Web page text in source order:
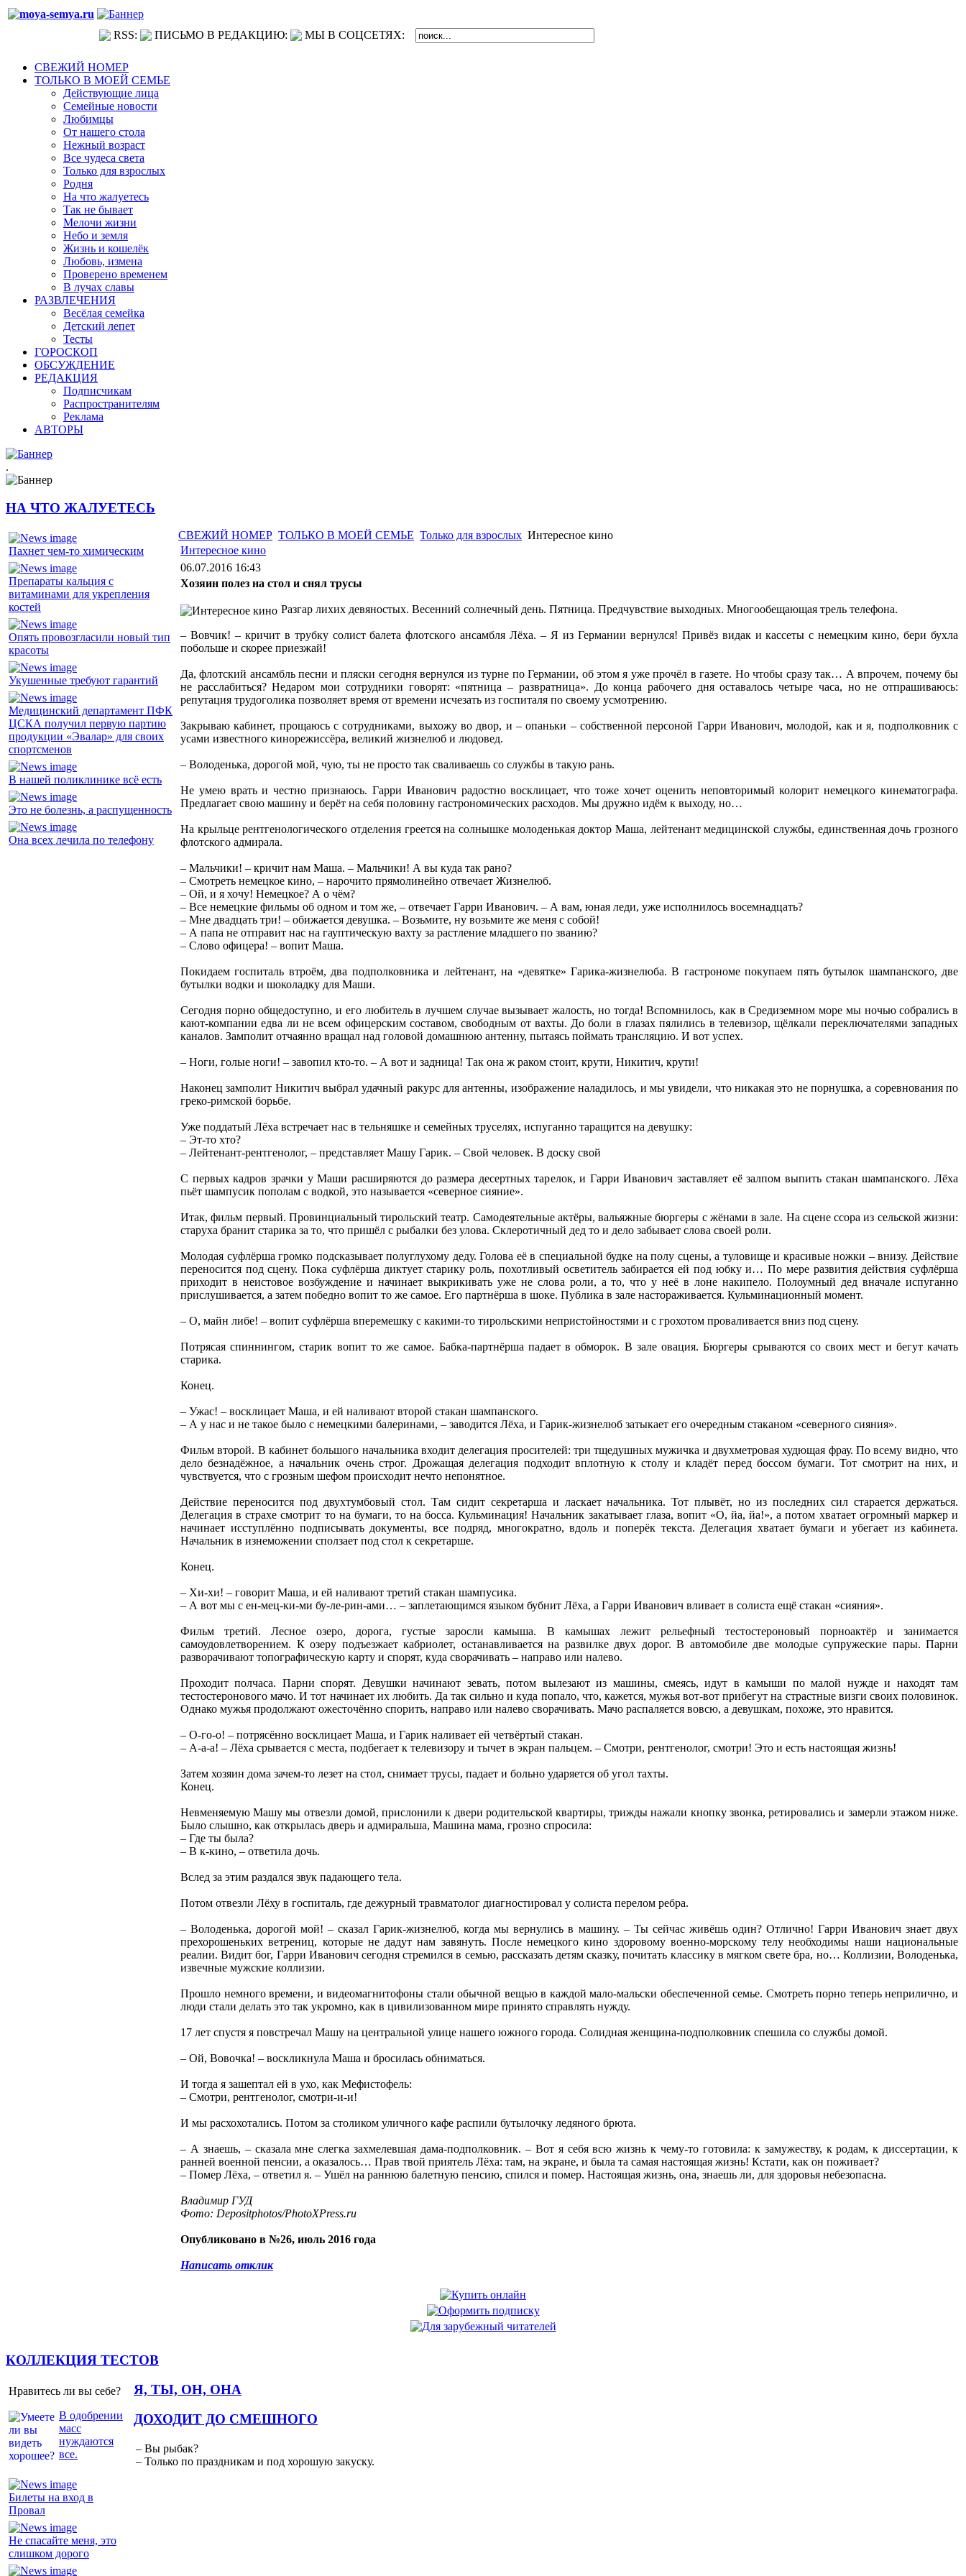
RSS: ПИСЬМО В РЕДАКЦИЮ: МЫ В СОЦСЕТЯХ:
СВЕЖИЙ НОМЕР
ТОЛЬКО В МОЕЙ СЕМЬЕ
Действующие лица
Семейные новости
Любимцы
От нашего стола
Нежный возраст
Все чудеса света
Только для взрослых
Родня
На что жалуетесь
Так не бывает
Мелочи жизни
Небо и земля
Жизнь и кошелёк
Любовь, измена
Проверено временем
В лучах славы
РАЗВЛЕЧЕНИЯ
Весёлая семейка
Детский лепет
Тесты
ГОРОСКОП
ОБСУЖДЕНИЕ
РЕДАКЦИЯ
Подписчикам
Распространителям
Реклама
АВТОРЫ
.
НА ЧТО ЖАЛУЕТЕСЬ
Пахнет чем-то химическим
Препараты кальция с
витаминами для укрепления
костей
Опять провозгласили новый тип
красоты
Укушенные требуют гарантий
Медицинский департамент ПФК
ЦСКА получил первую партию
продукции «Эвалар» для своих
спортсменов
В нашей поликлинике всё есть
Это не болезнь, а распущенность
Она всех лечила по телефону
СВЕЖИЙ НОМЕР ТОЛЬКО В МОЕЙ СЕМЬЕ Только для взрослых Интересное кино
Интересное кино
06.07.2016 16:43
Хозяин полез на стол и снял трусы
Разгар лихих девяностых. Весенний солнечный день. Пятница. Предчувствие выходных. Многообещающая трель телефона.
– Вовчик! – кричит в трубку солист балета флотского ансамбля Лёха. – Я из Германии вернулся! Привёз видак и кассеты с немецким кино, бери бухла
побольше и скорее приезжай!
Да, флотский ансамбль песни и пляски сегодня вернулся из турне по Германии, об этом я уже прочёл в газете. Но чтобы сразу так… А впрочем, почему бы
не расслабиться? Недаром мои сотрудники говорят: «пятница – развратница». До конца рабочего дня оставалось четыре часа, но не отпрашиваюсь:
репутация трудоголика позволяет время от времени исчезать из госпиталя по своему усмотрению.
Закрываю кабинет, прощаюсь с сотрудниками, выхожу во двор, и – опаньки – собственной персоной Гарри Иванович, молодой, как и я, подполковник с
усами известного кинорежиссёра, великий жизнелюб и людовед.
– Володенька, дорогой мой, чую, ты не просто так сваливаешь со службы в такую рань.
Не умею врать и честно признаюсь. Гарри Иванович радостно восклицает, что тоже хочет оценить неповторимый колорит немецкого кинематографа.
Предлагает свою машину и берёт на себя половину гастрономических расходов. Мы дружно идём к выходу, но…
На крыльце рентгенологического отделения греется на солнышке молоденькая доктор Маша, лейтенант медицинской службы, единственная дочь грозного
флотского адмирала.
– Мальчики! – кричит нам Маша. – Мальчики! А вы куда так рано?
– Смотреть немецкое кино, – нарочито прямолинейно отвечает Жизнелюб.
– Ой, и я хочу! Немецкое? А о чём?
– Все немецкие фильмы об одном и том же, – отвечает Гарри Иванович. – А вам, юная леди, уже исполнилось восемнадцать?
– Мне двадцать три! – обижается девушка. – Возьмите, ну возьмите же меня с собой!
– А папа не отправит нас на гауптическую вахту за растление младшего по званию?
– Слово офицера! – вопит Маша.
Покидаем госпиталь втроём, два подполковника и лейтенант, на «девятке» Гарика-жизнелюба. В гастрономе покупаем пять бутылок шампанского, две
бутылки водки и шоколадку для Маши.
Сегодня порно общедоступно, и его любитель в лучшем случае вызывает жалость, но тогда! Вспомнилось, как в Средиземном море мы ночью собрались в
кают-компании едва ли не всем офицерским составом, свободным от вахты. До боли в глазах пялились в телевизор, щёлкали переключателями западных
каналов. Замполит отчаянно вращал над головой домашнюю антенну, пытаясь поймать трансляцию. И вот успех.
– Ноги, голые ноги! – завопил кто-то. – А вот и задница! Так она ж раком стоит, крути, Никитич, крути!
Наконец замполит Никитич выбрал удачный ракурс для антенны, изображение наладилось, и мы увидели, что никакая это не порнушка, а соревнования по
греко-римской борьбе.
Уже поддатый Лёха встречает нас в тельняшке и семейных труселях, испуганно таращится на девушку:
– Эт-то хто?
– Лейтенант-рентгенолог, – представляет Машу Гарик. – Свой человек. В доску свой
С первых кадров зрачки у Маши расширяются до размера десертных тарелок, и Гарри Иванович заставляет её залпом выпить стакан шампанского. Лёха
пьёт шампусик пополам с водкой, это называется «северное сияние».
Итак, фильм первый. Провинциальный тирольский театр. Самодеятельные актёры, вальяжные бюргеры с жёнами в зале. На сцене ссора из сельской жизни:
старуха бранит старика за то, что пришёл с рыбалки без улова. Склеротичный дед то и дело забывает слова своей роли.
Молодая суфлёрша громко подсказывает полуглухому деду. Голова её в специальной будке на полу сцены, а туловище и красивые ножки – внизу. Действие
переносится под сцену. Пока суфлёрша диктует старику роль, похотливый осветитель забирается ей под юбку и… По мере развития действия суфлёрша
приходит в неистовое возбуждение и начинает выкрикивать уже не слова роли, а то, что у неё в лоне накипело. Полоумный дед вначале испуганно
прислушивается, а затем победно вопит то же самое. Его партнёрша в шоке. Публика в зале настораживается. Кульминационный момент.
– О, майн либе! – вопит суфлёрша вперемешку с какими-то тирольскими непристойностями и с грохотом проваливается вниз под сцену.
Потрясая спиннингом, старик вопит то же самое. Бабка-партнёрша падает в обморок. В зале овация. Бюргеры срываются со своих мест и бегут качать
старика.
Конец.
– Ужас! – восклицает Маша, и ей наливают второй стакан шампанского.
– А у нас и не такое было с немецкими балеринами, – заводится Лёха, и Гарик-жизнелюб затыкает его очередным стаканом «северного сияния».
Фильм второй. В кабинет большого начальника входит делегация просителей: три тщедушных мужичка и двухметровая худющая фрау. По всему видно, что
дело безнадёжное, а начальник очень строг. Дрожащая делегация подходит вплотную к столу и кладёт перед боссом бумаги. Тот смотрит на них, и
чувствуется, что с грозным шефом происходит нечто непонятное.
Действие переносится под двухтумбовый стол. Там сидит секретарша и ласкает начальника. Тот плывёт, но из последних сил старается держаться.
Делегация в страхе смотрит то на бумаги, то на босса. Кульминация! Начальник закатывает глаза, вопит «О, йа, йа!», а потом хватает огромный маркер и
начинает исступлённо подписывать документы, все подряд, многократно, вдоль и поперёк текста. Делегация хватает бумаги и убегает из кабинета.
Начальник в изнеможении сползает под стол к секретарше.
Конец.
– Хи-хи! – говорит Маша, и ей наливают третий стакан шампусика.
– А вот мы с ен-мец-ки-ми бу-ле-рин-ами… – заплетающимся языком бубнит Лёха, а Гарри Иванович вливает в солиста ещё стакан «сияния».
Фильм третий. Лесное озеро, дорога, густые заросли камыша. В камышах лежит рельефный тестостероновый порноактёр и занимается
самоудовлетворением. К озеру подъезжает кабриолет, останавливается на развилке двух дорог. В автомобиле две молодые супружеские пары. Парни
разворачивают топографическую карту и спорят, куда сворачивать – направо или налево.
Проходит полчаса. Парни спорят. Девушки начинают зевать, потом вылезают из машины, смеясь, идут в камыши по малой нужде и находят там
тестостеронового мачо. И тот начинает их любить. Да так сильно и куда попало, что, кажется, мужья вот-вот прибегут на страстные визги своих половинок.
Однако мужья продолжают ожесточённо спорить, направо или налево сворачивать. Мачо распаляется вовсю, а девушкам, похоже, это нравится.
– О-го-о! – потрясённо восклицает Маша, и Гарик наливает ей четвёртый стакан.
– А-а-а! – Лёха срывается с места, подбегает к телевизору и тычет в экран пальцем. – Смотри, рентгенолог, смотри! Это и есть настоящая жизнь!
Затем хозяин дома зачем-то лезет на стол, снимает трусы, падает и больно ударяется об угол тахты.
Конец.
Невменяемую Машу мы отвезли домой, прислонили к двери родительской квартиры, трижды нажали кнопку звонка, ретировались и замерли этажом ниже.
Было слышно, как открылась дверь и адмиральша, Машина мама, грозно спросила:
– Где ты была?
– В к-кино, – ответила дочь.
Вслед за этим раздался звук падающего тела.
Потом отвезли Лёху в госпиталь, где дежурный травматолог диагностировал у солиста перелом ребра.
– Володенька, дорогой мой! – сказал Гарик-жизнелюб, когда мы вернулись в машину. – Ты сейчас живёшь один? Отлично! Гарри Иванович знает двух
прехорошеньких ветрениц, которые не дадут нам завянуть. После немецкого кино здоровому военно-морскому телу необходимы наши национальные
реалии. Видит бог, Гарри Иванович сегодня стремился в семью, рассказать детям сказку, почитать классику в мягком свете бра, но… Коллизии, Володенька,
извечные мужские коллизии.
Прошло немного времени, и видеомагнитофоны стали обычной вещью в каждой мало-мальски обеспеченной семье. Смотреть порно теперь неприлично, и
люди стали делать это так укромно, как в цивилизованном мире принято справлять нужду.
17 лет спустя я повстречал Машу на центральной улице нашего южного города. Солидная женщина-подполковник спешила со службы домой.
– Ой, Вовочка! – воскликнула Маша и бросилась обниматься.
И тогда я зашептал ей в ухо, как Мефистофель:
– Смотри, рентгенолог, смотри-и-и!
И мы расхохотались. Потом за столиком уличного кафе распили бутылочку ледяного брюта.
– А знаешь, – сказала мне слегка захмелевшая дама-подполковник. – Вот я себя всю жизнь к чему-то готовила: к замужеству, к родам, к диссертации, к
ранней военной пенсии, а оказалось… Прав твой приятель Лёха: там, на экране, и была та самая настоящая жизнь! Кстати, как он поживает?
– Помер Лёха, – ответил я. – Ушёл на раннюю балетную пенсию, спился и помер. Настоящая жизнь, она, знаешь ли, для здоровья небезопасна.
Владимир ГУД
Фото: Depositphotos/PhotoXPress.ru
Опубликовано в №26, июль 2016 года
Написать отклик
КОЛЛЕКЦИЯ ТЕСТОВ
Нравитесь ли вы себе?
В одобрении
масс
нуждаются
все.
Я, ТЫ, ОН, ОНА
Билеты на вход в
Провал
Не спасайте меня, это
слишком дорого
ДОХОДИТ ДО СМЕШНОГО
– Вы рыбак?
– Только по праздникам и под хорошую закуску.